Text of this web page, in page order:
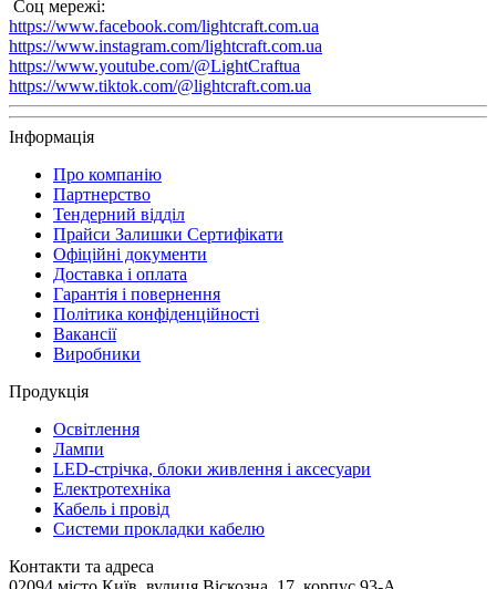
Соц мережі:
https://www.facebook.com/lightcraft.com.ua
https://www.instagram.com/lightcraft.com.ua
https://www.youtube.com/@LightCraftua
https://www.tiktok.com/@lightcraft.com.ua
Інформація
Про компанію
Партнерство
Тендерний відділ
Прайси Залишки Сертифікати
Офіційні документи
Доставка і оплата
Гарантія і повернення
Політика конфіденційності
Вакансії
Виробники
Продукція
Освітлення
Лампи
LED-стрічка, блоки живлення і аксесуари
Електротехніка
Кабель і провід
Системи прокладки кабелю
Контакти та адреса